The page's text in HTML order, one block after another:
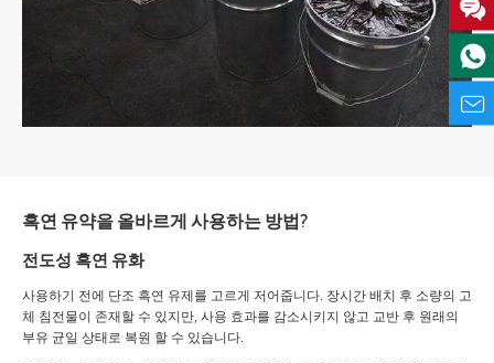
흑연 유약을 올바르게 사용하는 방법?
전도성 흑연 유화
사용하기 전에 단조 흑연 유제를 고르게 저어줍니다. 장시간 배치 후 소량의 고
체 침전물이 존재할 수 있지만, 사용 효과를 감소시키지 않고 교반 후 원래의
부유 균일 상태로 복원 할 수 있습니다.